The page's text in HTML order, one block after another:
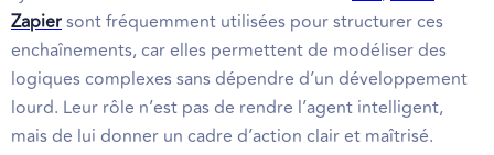
Zapiersont fréquemment utilisées pour structurer ces
enchaînements, car elles permettent de modéliser des
logiques complexes sans dépendre d’un développement
lourd. Leur rôle n’est pas de rendre l’agent intelligent,
mais de lui donner un cadre d’action clair et maîtrisé.